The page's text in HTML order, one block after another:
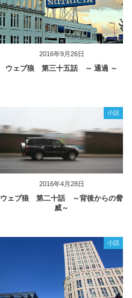
2016年9月26日
ウェブ狼 第三十五話 ～ 通過 ～
2016年4月28日
小説
ウェブ狼 第二十話 ～背後からの脅
威～
小説